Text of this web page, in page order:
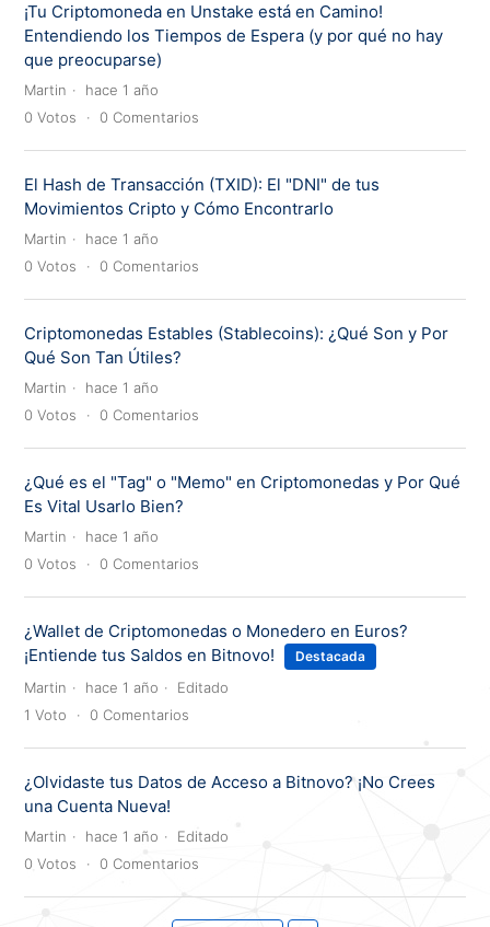
¡Tu Criptomoneda en Unstake está en Camino!
Entendiendo los Tiempos de Espera (y por qué no hay
que preocuparse)
Martin
hace 1 año
0 Votos 0 Comentarios
El Hash de Transacción (TXID): El "DNI" de tus
Movimientos Cripto y Cómo Encontrarlo
Martin
hace 1 año
0 Votos 0 Comentarios
Criptomonedas Estables (Stablecoins): ¿Qué Son y Por
Qué Son Tan Útiles?
Martin
hace 1 año
0 Votos 0 Comentarios
¿Qué es el "Tag" o "Memo" en Criptomonedas y Por Qué
Es Vital Usarlo Bien?
Martin
hace 1 año
0 Votos 0 Comentarios
¿Wallet de Criptomonedas o Monedero en Euros?
¡Entiende tus Saldos en Bitnovo!
Destacada
Martin hace 1 año
Editado
1 Voto 0 Comentarios
¿Olvidaste tus Datos de Acceso a Bitnovo? ¡No Crees
una Cuenta Nueva!
Martin hace 1 año
Editado
0 Votos 0 Comentarios